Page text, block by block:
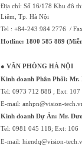
Địa chỉ: Số 16/178 Khu đô
Liêm, Tp. Hà Nội
Tel : +84-243 984 2776 /
Hotline: 1800 585 889
● VĂN PHÒNG HÀ NỘI
Kinh doanh Phân Phối: Mr.
Tel: 0973 712 888 ; Ext: 107
E-mail: anhpn@vision-
Kinh doanh Dự Án: Mr.
Tel: 0981 045 118; Ext: 106
E-mail: hiendq@vision-